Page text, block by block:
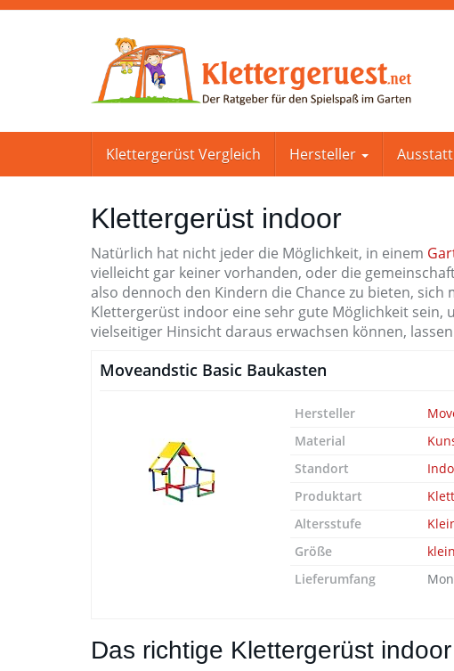
Skip
Klettergerüst Vergleich Hersteller
Klettergerüst indoor
Natürlich hat nicht jeder die Möglichkeit, in einem
vielleicht gar keiner vorhanden, oder die
also dennoch den Kindern die Chance zu bieten,
Klettergerüst indoor eine sehr gute Möglichkeit sein,
vielseitiger Hinsicht daraus erwachsen können,
Moveandstic Basic Baukasten
Hersteller
Material
Standort
Produktart
Altersstufe
Größe
klein
Lieferumfang
Das richtige Klettergerüst